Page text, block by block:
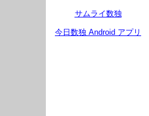
サムライ数独
今日数独 Android アプリ